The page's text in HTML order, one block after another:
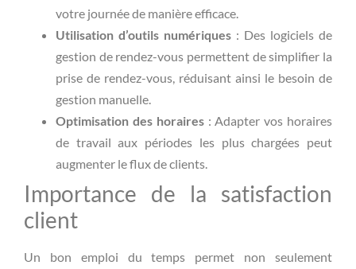
votre journée de manière efficace.
Utilisation d’outils numériques : Des logiciels de
gestion de rendez-vous permettent de simplifier la
prise de rendez-vous, réduisant ainsi le besoin de
gestion manuelle.
Optimisation des horaires: Adapter vos horaires
de travail aux périodes les plus chargées peut
augmenter le flux de clients.
Importance de la satisfaction
client
Un bon emploi du temps permet non seulement